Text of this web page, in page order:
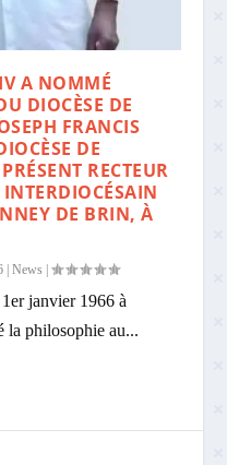
A NOMMÉ
DIOCÈSE DE
FRANCIS
DE
RECTEUR
DE BRIN, À
|News |
janvier 1966 à
la philosophie au...